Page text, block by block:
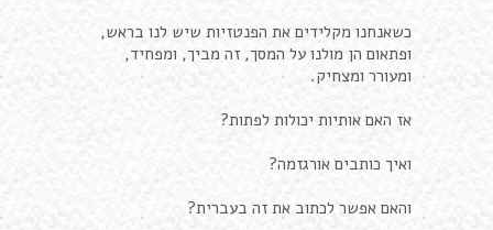
כשאנחנו מקלידים את הפנטזיות שיש לנו בראש,
ופתאום הן מולנו על המסך, זה מביך, ומפחיד,
ומעורר ומצחיק.
אז האם אותיות יכולות לפתות?
ואיך כותבים אורגזמה?
והאם אפשר לכתוב את זה בעברית?